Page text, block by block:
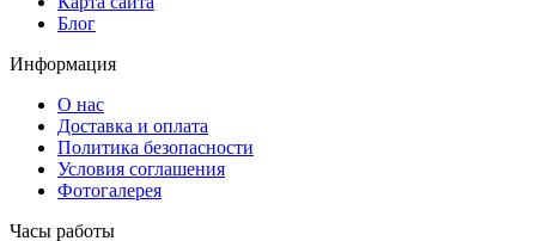
Блог
Информация
О нас
Доставка и оплата
Политика безопасности
Условия соглашения
Фотогалерея
Часы работы